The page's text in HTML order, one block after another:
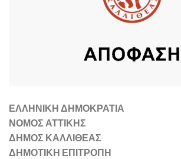
ΕΛΛΗΝΙΚΗ ΔΗΜΟΚΡΑΤΙΑ
ΝΟΜΟΣ ΑΤΤΙΚΗΣ
ΔΗΜΟΣ ΚΑΛΛΙΘΕΑΣ
ΔΗΜΟΤΙΚΗ ΕΠΙΤΡΟΠΗ